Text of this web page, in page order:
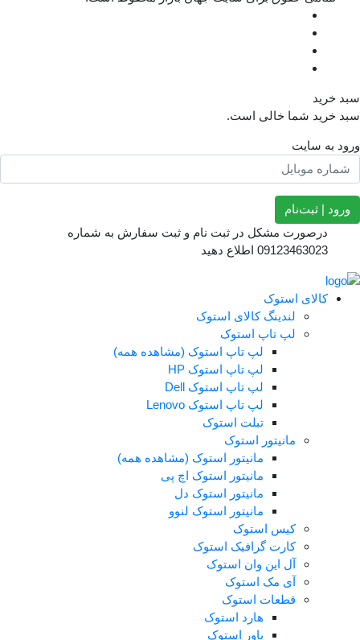
خالی است.
مشکل در ثبت نام و ثبت سفارش به شماره
اطلاع دهید
کالای استوک
تاپ استوک
لپ تاپ استوک (مشاهده همه)
لپ تاپ استوک HP
لپ تاپ استوک Dell
لپ تاپ استوک Lenovo
تبلت استوک
استوک
مانیتور استوک (مشاهده همه)
مانیتور استوک اچ پی
مانیتور استوک دل
مانیتور استوک لنوو
استوک
گرافیک استوک
این وان استوک
مک استوک
استوک
هارد استوک
پاور استوک